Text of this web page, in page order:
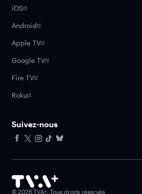
iOS
Android
Apple TV
Google TV
Fire TV
Roku
Suivez-nous
© 2026 TVA+. Tous droits réservés